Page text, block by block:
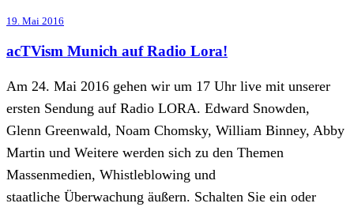
19. Mai 2016
acTVism Munich auf Radio Lora!
Am 24. Mai 2016 gehen wir um 17 Uhr live mit unserer
ersten Sendung auf Radio LORA. Edward Snowden,
Glenn Greenwald, Noam Chomsky, William Binney, Abby
Martin und Weitere werden sich zu den Themen
Massenmedien, Whistleblowing und
staatliche Überwachung äußern. Schalten Sie ein oder